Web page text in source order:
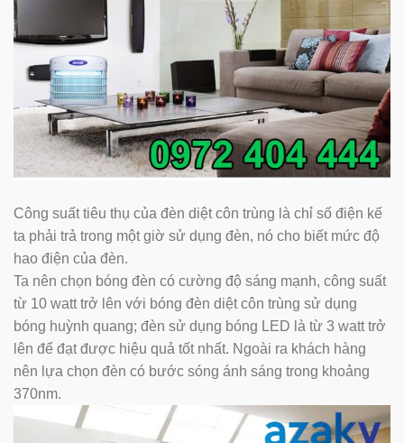
Công suất tiêu thụ của đèn diệt côn trùng là chỉ số điện kế
ta phải trả trong một giờ sử dụng đèn, nó cho biết mức độ
hao điện của đèn.
Ta nên chọn bóng đèn có cường độ sáng mạnh, công suất
từ 10 watt trở lên với bóng đèn diệt côn trùng sử dụng
bóng huỳnh quang; đèn sử dụng bóng LED là từ 3 watt trở
lên để đạt được hiệu quả tốt nhất. Ngoài ra khách hàng
nên lựa chọn đèn có bước sóng ánh sáng trong khoảng
370nm.